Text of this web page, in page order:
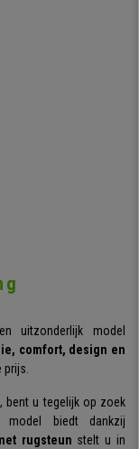
uitzonderlijk model
comfort, design en
prijs.
bent u tegelijk op zoek
biedt dankzij
rugsteun stelt u in